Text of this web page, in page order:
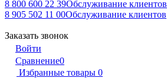
8 800 600 22 39Обслуживание клиентов
8 905 502 11 00Обслуживание клиентов
Заказать звонок
Войти
Сравнение0
Избранные товары 0